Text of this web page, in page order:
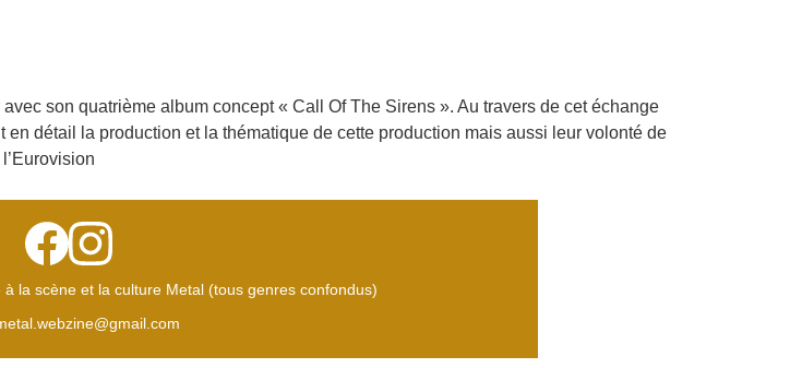
son quatrième album concept « Call Of The Sirens ». Au travers de cet échange
détail la production et la thématique de cette production mais aussi leur volonté de
la scène et la culture Metal (tous genres confondus)